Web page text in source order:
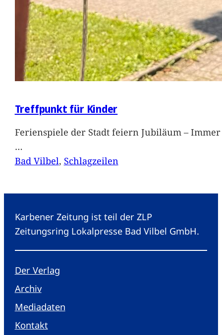
Treffpunkt für Kinder
Ferienspiele der Stadt feiern Jubiläum –
…
Bad Vilbel, Schlagzeilen
Karbener Zeitung ist teil der ZLP
Zeitungsring Lokalpresse Bad Vilbel GmbH.
Der Verlag
Archiv
Mediadaten
Kontakt